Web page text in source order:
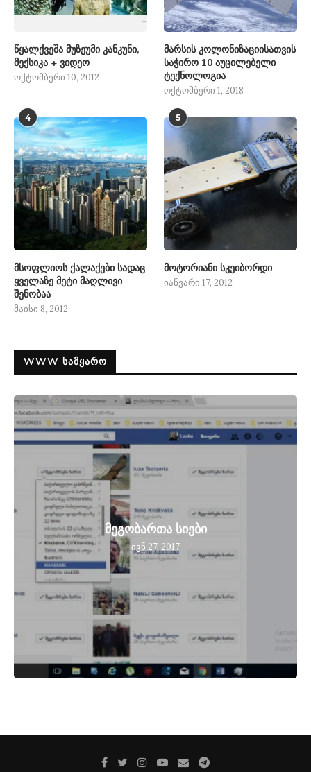
წყალქვეშა მუზეუმი კანკუნი,
მექსიკა + ვიდეო
ოქტომბერი 10, 2012
მარსის კოლონიზაციისათვის
საჭირო 10 აუცილებელი
ტექნოლოგია
ოქტომბერი 1, 2018
4
მსოფლიოს ქალაქები სადაც
ყველაზე მეტი მაღლივი
შენობაა
მაისი 8, 2012
5
მოტორიანი სკეიბორდი
იანვარი 17, 2012
WWW ᲡᲐᲛᲧᲐᲠᲝ
მეგობართა სიები
ივნ 27, 2017